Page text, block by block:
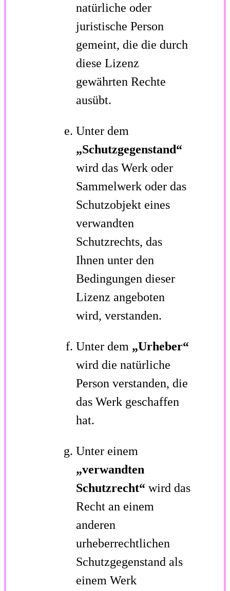
natürliche oder
juristische Person
gemeint, die die durch
diese Lizenz
gewährten Rechte
ausübt.
Unter dem
„Schutzgegenstand“
wird das Werk oder
Sammelwerk oder das
Schutzobjekt eines
verwandten
Schutzrechts, das
Ihnen unter den
Bedingungen dieser
Lizenz angeboten
wird, verstanden.
Unter dem „Urheber“
wird die natürliche
Person verstanden, die
das Werk geschaffen
hat.
Unter einem
„verwandten
Schutzrecht“ wird das
Recht an einem
anderen
urheberrechtlichen
Schutzgegenstand als
einem Werk